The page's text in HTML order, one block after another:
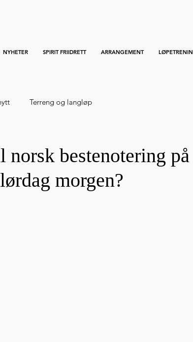
NYHETER SPIRIT FRIIDRETT ARRANGEMENT
Terreng og langløp
bestenotering på
morgen?